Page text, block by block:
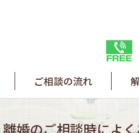
ご相談の流れ
離婚のご相談時によ